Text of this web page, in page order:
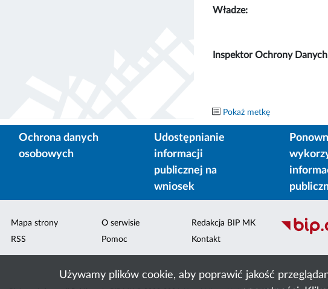
Używamy plików cookie, aby poprawić jakość
Władze:
Inspektor Ochrony
Pokaż metkę
Ochrona danych
osobowych
Udostępnianie
informacji
publicznej na
wniosek
Mapa strony
RSS
O serwisie
Pomoc
Redakcja BIP MK
Kontakt